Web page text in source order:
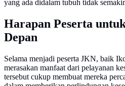
yang ada didalam tubuh tidak
Harapan Peserta
Depan
Selama menjadi peserta JKN, baik
merasakan manfaat dari pelayanan
tersebut cukup membuat mereka